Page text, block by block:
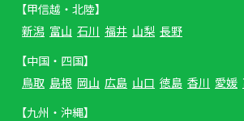
【甲信越・北陸】
新潟 富山 石川 福井 山梨 長野
【中国・四国】
鳥取 島根 岡山 広島 山口 徳島 香川 愛媛
【九州・沖縄】